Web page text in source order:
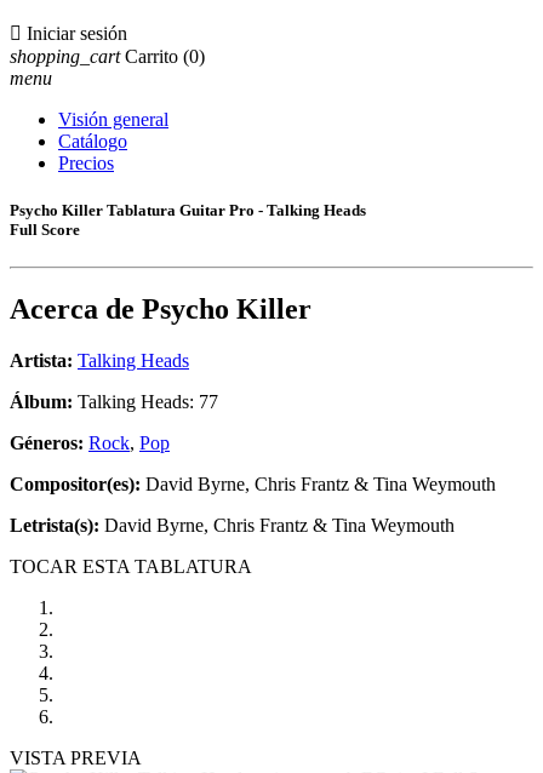
 Iniciar sesión
shopping_cart Carrito (0)
menu
Visión general
Catálogo
Precios
Psycho Killer Tablatura Guitar Pro - Talking Heads
Full Score
Acerca de Psycho Killer
Artista: Talking Heads
Álbum: Talking Heads: 77
Géneros: Rock, Pop
Compositor(es): David Byrne, Chris Frantz & Tina Weymouth
Letrista(s): David Byrne, Chris Frantz & Tina Weymouth
TOCAR ESTA TABLATURA
VISTA PREVIA